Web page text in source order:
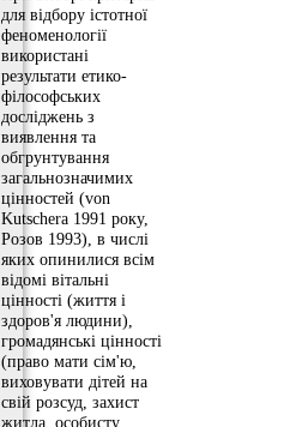
для відбору істотної
феноменології
використані
результати етико-
філософських
досліджень з
виявлення та
обгрунтування
загальнозначимих
цінностей (von
Kutschera 1991 року,
Розов 1993), в числі
яких опинилися всім
відомі вітальні
цінності (життя і
здоров'я людини),
громадянські цінності
(право мати сім'ю,
виховувати дітей на
свій розсуд, захист
житла, особисту